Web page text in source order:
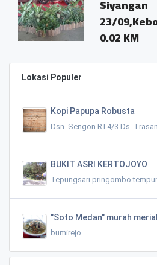
Siyangan
23/
0.02 KM
Lokasi Populer
Kopi Papupa Robusta
Dsn. Sengon RT4/3 Ds.
BUKIT ASRI KERTOJOYO
Tepungsari pringombo
"Soto Medan" murah
bumirejo